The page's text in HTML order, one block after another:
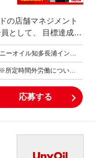
の店舗マネジメント
として、 目標達成を
ートしていただきま
学び、 独り立ちでき
舗のマネジメントを
いきます。 なに
の特性や所属する店
も十分。 目標数字は
成ができなくても、
愛知県知多市日長入杵28 ユニーオイル知多長浦インターＳＳ
月給250,000円 - 400,000円 ※所定時間外労働については法定通りの割増で支給します。 ※年齡・経験により考慮します その他 昇給年1回 賞与年2回（7月、12月）＋決算賞与（8月） ※会社の業績、個々の実績により変動します。
応募する